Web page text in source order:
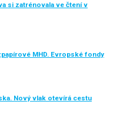
si zatrénovala ve čtení v
MHD. Evropské fondy
Nový vlak otevírá cestu